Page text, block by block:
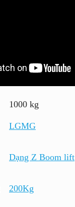
1000 kg
LGMG
Dạng Z Boom lift
200Kg